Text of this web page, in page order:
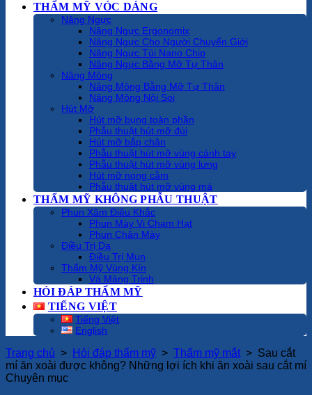
THẨM MỸ VÓC DÁNG
Nâng Ngực
Nâng Ngực Ergonomix
Nâng Ngực Cho Người Chuyển Giới
Nâng Ngực Túi Nano Chip
Nâng Ngực Bằng Mỡ Tự Thân
Nâng Mông
Nâng Mông Bằng Mỡ Tự Thân
Nâng Mông Nội Soi
Hút Mỡ
Hút mỡ bụng toàn phần
Phẫu thuật hút mỡ đùi
Hút mỡ bắp chân
Phẫu thuật hút mỡ vùng cánh tay
Phẫu thuật hút mỡ vùng lưng
Hút mỡ nọng cằm
Phẫu thuật hút mỡ vùng má
THẨM MỸ KHÔNG PHẪU THUẬT
Phun Xăm Điêu Khắc
Phun Mày Vi Chạm Hạt
Phun Chân Mày
Điều Trị Da
Điều Trị Mụn
Thẩm Mỹ Vùng Kín
Vá Màng Trinh
HỎI ĐÁP THẨM MỸ
TIẾNG VIỆT
Tiếng Việt
English
Trang chủ > Hỏi đáp thẩm mỹ > Thẩm mỹ mắt > Sau cắt
mí ăn xoài được không? Những lợi ích khi ăn xoài sau cắt mí
Chuyên mục